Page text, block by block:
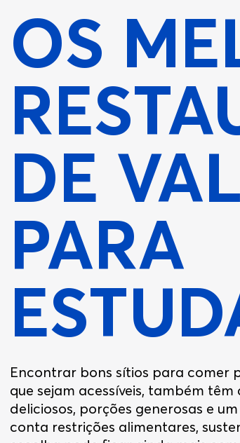
OS
DE
PARA
Encontrar bons sítios para comer
que sejam acessíveis, também
deliciosos, porções generosas e
conta restrições alimentares,